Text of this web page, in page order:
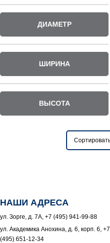
ДИАМЕТР
ШИРИНА
ВЫСОТА
НАШИ АДРЕСА
ул. Зорге, д. 7А, +7 (495) 941-99-88
ул. Академика Анохина, д. 6, корп. 6, +7
(495) 651-12-34